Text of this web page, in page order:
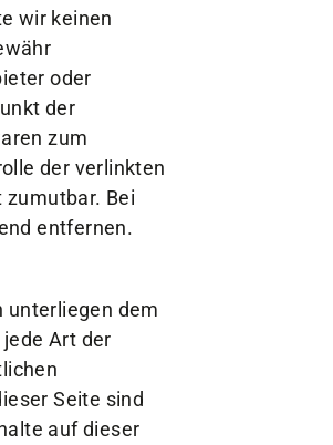
wir keinen
oder
der
zum
der verlinkten
Bei
entfernen.
unterliegen dem
Art der
Seite sind
auf dieser